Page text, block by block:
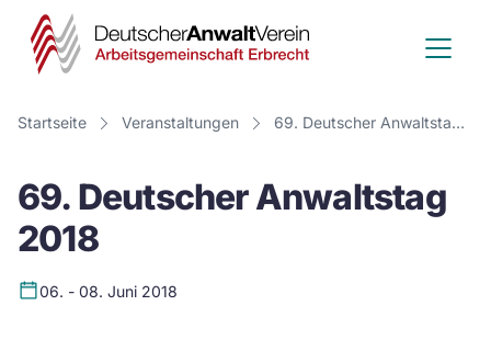
Deutscher
Anwalt
Verein
Startseite Veranstaltungen 69. Deutscher Anwaltstag 2018
69. Deutscher Anwaltstag
2018
06. - 08. Juni 2018